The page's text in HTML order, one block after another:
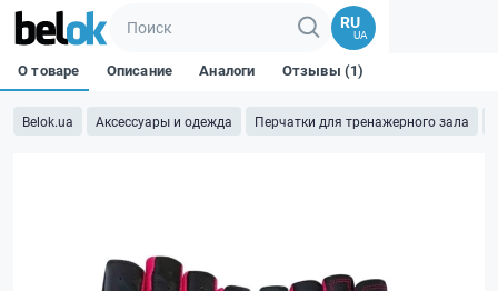
RU
UA
Belok.ua Аксессуары и одежда Перчатки для тренажерного зала
О товаре Описание Аналоги Отзывы (1)